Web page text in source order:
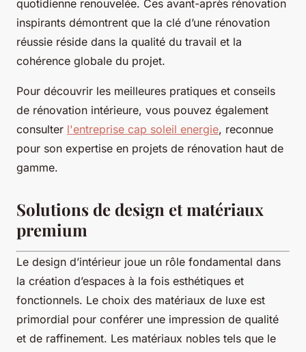
quotidienne renouvelée. Ces avant-après rénovation
inspirants démontrent que la clé d’une rénovation
réussie réside dans la qualité du travail et la
cohérence globale du projet.
Pour découvrir les meilleures pratiques et conseils
de rénovation intérieure, vous pouvez également
consulter l'entreprise cap soleil energie, reconnue
pour son expertise en projets de rénovation haut de
gamme.
Solutions de design et matériaux
premium
Le design d’intérieur joue un rôle fondamental dans
la création d’espaces à la fois esthétiques et
fonctionnels. Le choix des matériaux de luxe est
primordial pour conférer une impression de qualité
et de raffinement. Les matériaux nobles tels que le